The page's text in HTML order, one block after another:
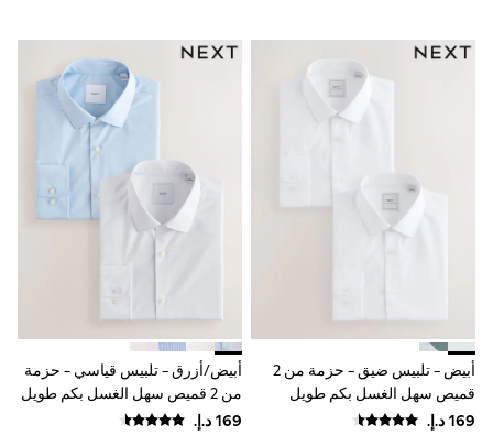
Dresses
Sets & Outfits
Rompers
Sandals
Swimwear
Shirts
Linen Collection
Swimwear
Hats & Caps
Vests
أبيض - تلبيس ضيق - حزمة من 2
قميص سهل الغسل بكم طويل
وتصميم أنيق بأساور أكمام مفردة
أبيض/أزرق - تلبيس قياسي - حزمة
من 2 قميص سهل الغسل بكم طويل
وتصميم أنيق بأساور أكمام مفردة